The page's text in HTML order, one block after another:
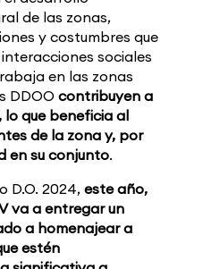
de las zonas,
y costumbres que
sociales
en las zonas
DDOO contribuyen a
que beneficia al
de la zona y, por
en su conjunto.
D.O. 2024, este año,
va a entregar un
a homenajear a
estén